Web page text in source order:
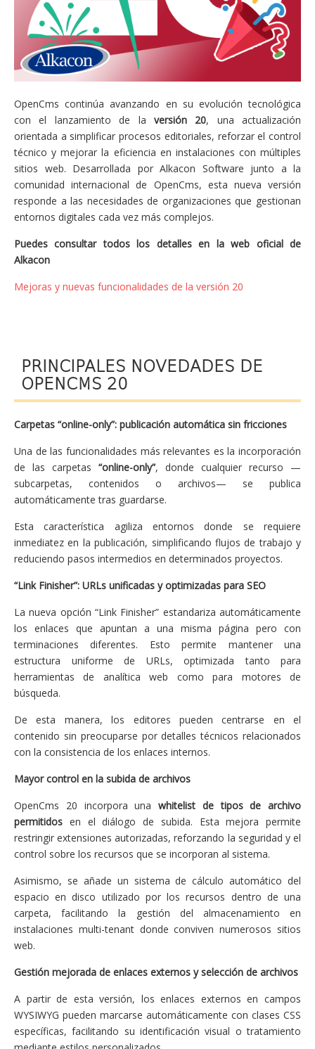
OpenCms continúa avanzando en su evolución tecnológica
con el lanzamiento de la versión 20, una actualización
orientada a simplificar procesos editoriales, reforzar el control
técnico y mejorar la eficiencia en instalaciones con múltiples
sitios web. Desarrollada por Alkacon Software junto a la
comunidad internacional de OpenCms, esta nueva versión
responde a las necesidades de organizaciones que gestionan
entornos digitales cada vez más complejos.
Puedes consultar todos los detalles en la web oficial de
Alkacon
Mejoras y nuevas funcionalidades de la versión 20
PRINCIPALES NOVEDADES DE
OPENCMS 20
Carpetas “online-only”: publicación automática sin fricciones
Una de las funcionalidades más relevantes es la incorporación
de las carpetas “online-only”, donde cualquier recurso —
subcarpetas, contenidos o archivos— se publica
automáticamente tras guardarse.
Esta característica agiliza entornos donde se requiere
inmediatez en la publicación, simplificando flujos de trabajo y
reduciendo pasos intermedios en determinados proyectos.
“Link Finisher”: URLs unificadas y optimizadas para SEO
La nueva opción “Link Finisher” estandariza automáticamente
los enlaces que apuntan a una misma página pero con
terminaciones diferentes. Esto permite mantener una
estructura uniforme de URLs, optimizada tanto para
herramientas de analítica web como para motores de
búsqueda.
De esta manera, los editores pueden centrarse en el
contenido sin preocuparse por detalles técnicos relacionados
con la consistencia de los enlaces internos.
Mayor control en la subida de archivos
OpenCms 20 incorpora una whitelist de tipos de archivo
permitidos en el diálogo de subida. Esta mejora permite
restringir extensiones autorizadas, reforzando la seguridad y el
control sobre los recursos que se incorporan al sistema.
Asimismo, se añade un sistema de cálculo automático del
espacio en disco utilizado por los recursos dentro de una
carpeta, facilitando la gestión del almacenamiento en
instalaciones multi-tenant donde conviven numerosos sitios
web.
Gestión mejorada de enlaces externos y selección de archivos
A partir de esta versión, los enlaces externos en campos
WYSIWYG pueden marcarse automáticamente con clases CSS
específicas, facilitando su identificación visual o tratamiento